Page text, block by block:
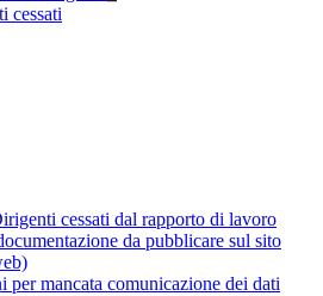
cessati
cessati dal rapporto di lavoro
da pubblicare sul sito
per mancata comunicazione dei dati